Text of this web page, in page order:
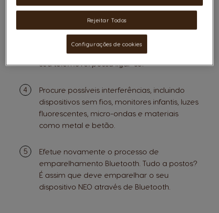
ser possível ligar vários telemóveis à
mesma máquina, só é possível utilizar um
telemóvel de cada vez. Saia da aplicação
NESCAFÉ® Dolce Gusto® ou desligue o
Bluetooth nos outros dispositivos para que o
seu telemóvel possa ligar-se.
Procure possíveis interferências, incluindo
dispositivos sem fios, monitores infantis, luzes
fluorescentes, micro-ondas e materiais
como metal e betão.
Efetue novamente o processo de
emparelhamento Bluetooth. Tudo a postos?
É assim que deve emparelhar o seu
dispositivo NEO através de Bluetooth.
Rejeitar Todos
Configurações de cookies